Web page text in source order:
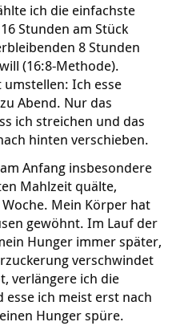
ich die einfachste
Stunden am Stück
8 Stunden
(16:8-Methode).
Ich esse
Abend. Nur das
ich streichen und das
hinten verschieben.
Anfang insbesondere
Mahlzeit quälte,
Mein Körper hat
gewöhnt. Im Lauf der
Hunger immer später,
verschwindet
verlängere ich die
ich meist erst nach
Hunger spüre.